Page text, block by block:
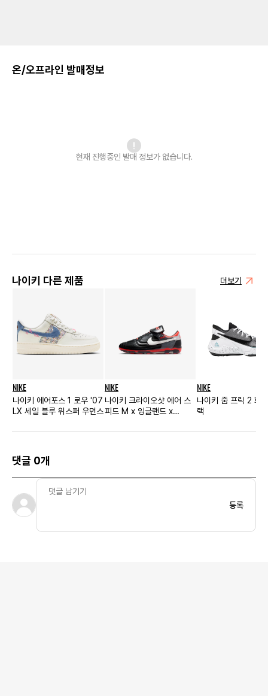
온/오프라인 발매정보
현재 진행중인 발매 정보가 없습니다.
나이키 다른 제품 더보기
NIKE
나이키 에어포스 1 로우 '07
LX 세일 블루 위스퍼 우먼스
NIKE
나이키 크라이오샷 에어 스
피드 M x 잉글랜드 x
NIKE
나이키 줌 프릭 2 화
랙
댓글 0개
등록